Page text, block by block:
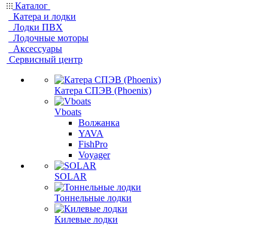
Каталог
Катера и лодки
Лодки ПВХ
Лодочные моторы
Аксессуары
Сервисный центр
Катера СПЭВ (Phoenix)
Vboats
Волжанка
YAVA
FishPro
Voyager
SOLAR
Тоннельные лодки
Килевые лодки